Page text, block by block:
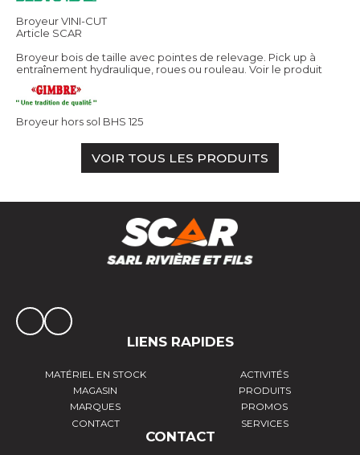
Broyeur VINI-CUT
Article SCAR
Broyeur bois de taille avec pointes de relevage. Pick up à
entraînement hydraulique, roues ou rouleau. Voir le produit
Broyeur hors sol BHS 125
VOIR TOUS LES PRODUITS
LIENS RAPIDES
MATÉRIEL EN STOCK
ACTIVITÉS
MAGASIN
PRODUITS
MARQUES
PROMOS
CONTACT
SERVICES
CONTACT